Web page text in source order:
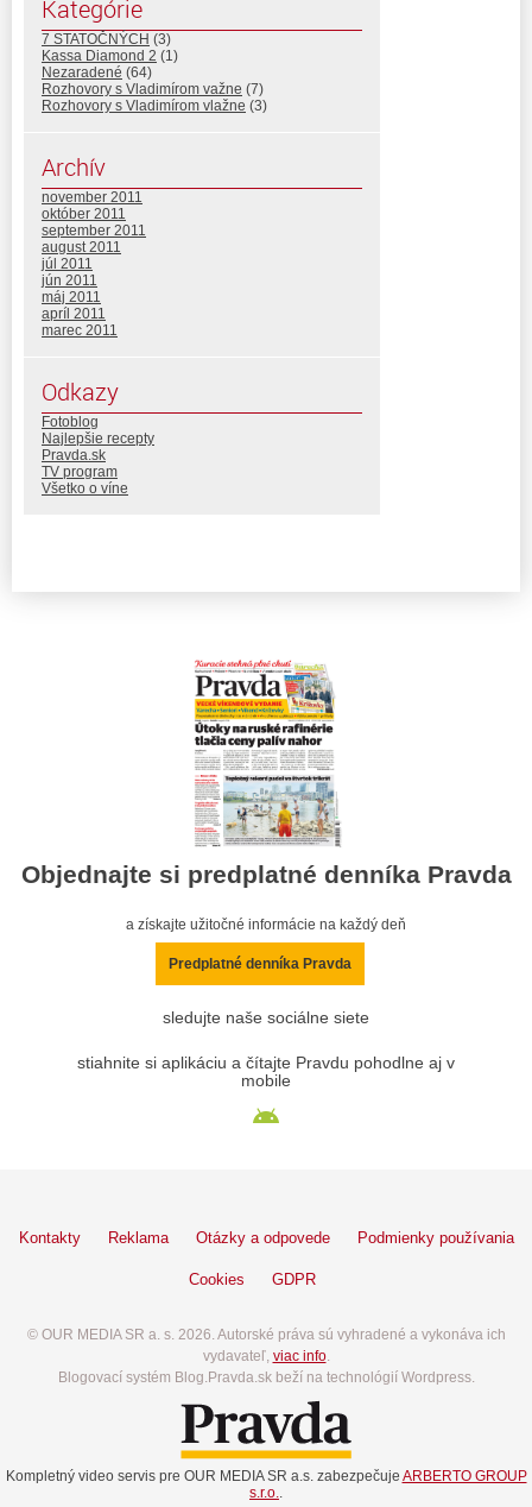
Kategórie
7 STATOČNÝCH (3)
Kassa Diamond 2 (1)
Nezaradené (64)
Rozhovory s Vladimírom važne (7)
Rozhovory s Vladimírom vlažne (3)
Archív
november 2011
október 2011
september 2011
august 2011
júl 2011
jún 2011
máj 2011
apríl 2011
marec 2011
Odkazy
Fotoblog
Najlepšie recepty
Pravda.sk
TV program
Všetko o víne
Objednajte si predplatné denníka Pravda
a získajte užitočné informácie na každý deň
Predplatné denníka Pravda
sledujte naše sociálne siete
stiahnite si aplikáciu a čítajte Pravdu pohodlne aj v
mobile
Kontakty Reklama Otázky a odpovede Podmienky používania
Cookies GDPR
© OUR MEDIA SR a. s. 2026. Autorské práva sú vyhradené a vykonáva ich
vydavateľ, viac info.
Blogovací systém Blog.Pravda.sk beží na technológií Wordpress.
Kompletný video servis pre OUR MEDIA SR a.s. zabezpečuje ARBERTO GROUP
s.r.o..